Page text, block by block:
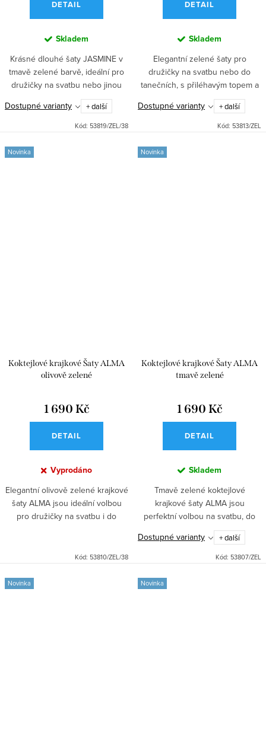
DETAIL
Skladem
Krásné dlouhé šaty JASMINE v
tmavě zelené barvě, ideální pro
družičky na svatbu nebo jinou
společenskou událost. Přiléhavý
top s vyztuženým výstřihem a
ozdobným šněrováním vzadu...
Dostupné varianty + další
Kód: 53819/ZEL/38
DETAIL
Skladem
Elegantní zelené šaty pro
družičky na svatbu nebo do
tanečních, s přiléhavým topem a
empírovým pasem. Dlouhá sukně
jemně splývá, hrudní část je
vyztužená pro dokonalý tvar....
Dostupné varianty + další
Kód: 53813/ZEL
Novinka
Koktejlové krajkové Šaty ALMA
olivově zelené
1 690 Kč
DETAIL
Vyprodáno
Elegantní olivově zelené krajkové
šaty ALMA jsou ideální volbou
pro družičky na svatbu i do
zaručí pohodlí a styl na...
Kód: 53810/ZEL/38
Novinka
Koktejlové krajkové Šaty ALMA
tmavě zelené
1 690 Kč
DETAIL
Skladem
Tmavě zelené koktejlové
krajkové šaty ALMA jsou
perfektní volbou na svatbu, do
tanečních i do divadla. Midi střih s
kolovou sukní a vyztuženým
živůtkem vykouzlí elegantní...
Dostupné varianty + další
Kód: 53807/ZEL
Novinka Novinka